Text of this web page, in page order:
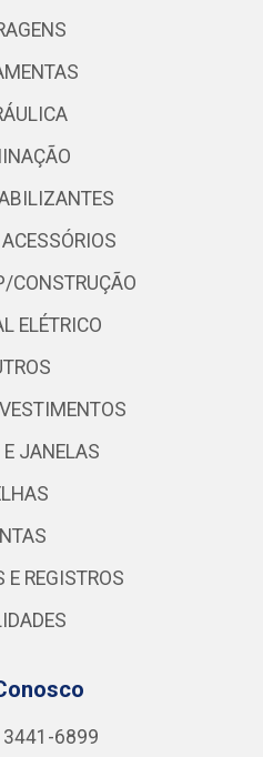
CONSTRUÇÃO
ELÉTRICO
E JANELAS
E REGISTROS
3441-6899